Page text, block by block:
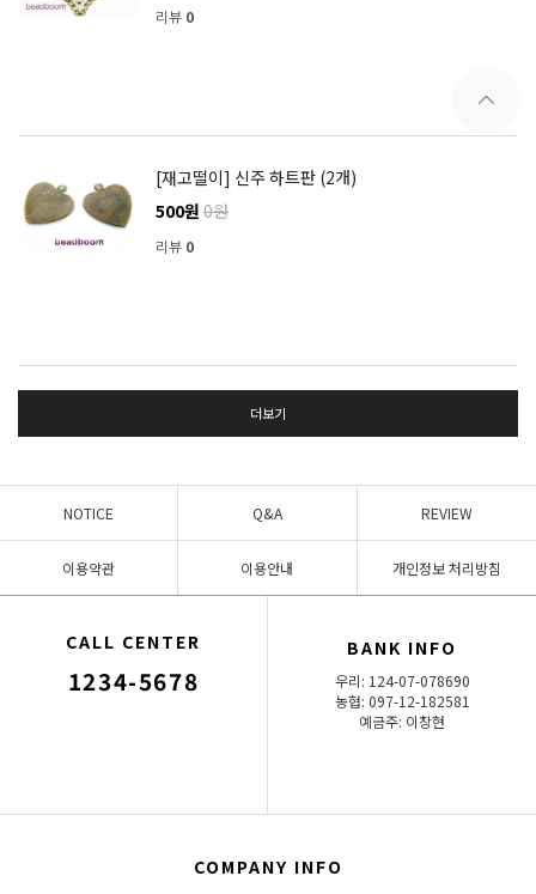
리뷰 0
[재고떨이] 신주 하트판 (2개)
500원 0원
리뷰 0
더보기
NOTICE Q&A REVIEW
이용약관 이용안내 개인정보 처리방침
CALL CENTER
1234-5678
BANK INFO
우리: 124-07-078690
농협: 097-12-182581
예금주: 이창현
COMPANY INFO